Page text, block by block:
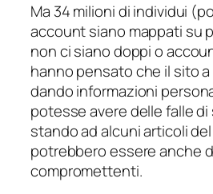
Ma 34 milioni di individui
account siano mappati su
non ci siano doppi o
hanno pensato che il sito
dando informazioni
potesse avere delle falle di
stando ad alcuni articoli
potrebbero essere anche
compromettenti.